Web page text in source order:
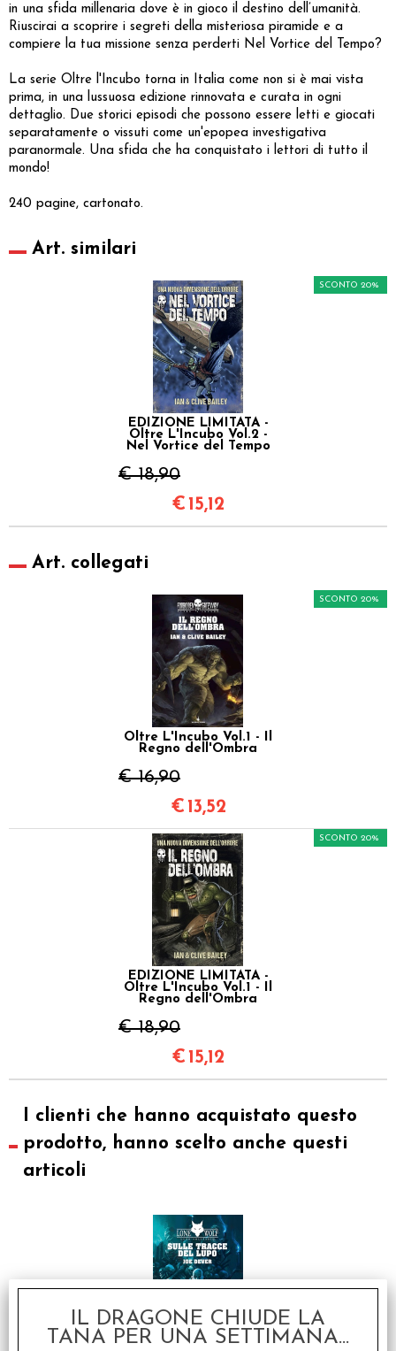
in una sfida millenaria dove è in gioco il destino dell’umanità.
Riuscirai a scoprire i segreti della misteriosa piramide e a
compiere la tua missione senza perderti Nel Vortice del Tempo?
La serie Oltre l'Incubo torna in Italia come non si è mai vista
prima, in una lussuosa edizione rinnovata e curata in ogni
dettaglio. Due storici episodi che possono essere letti e giocati
separatamente o vissuti come un'epopea investigativa
paranormale. Una sfida che ha conquistato i lettori di tutto il
mondo!
240 pagine, cartonato.
Art. similari
EDIZIONE LIMITATA -
Oltre L'Incubo Vol.2 -
Nel Vortice del Tempo
€ 18,90
SCONTO 20%
€ 15,12
Art. collegati
Oltre L'Incubo Vol.1 - Il
Regno dell'Ombra
€ 16,90
SCONTO 20%
€ 13,52
EDIZIONE LIMITATA -
Oltre L'Incubo Vol.1 - Il
Regno dell'Ombra
€ 18,90
SCONTO 20%
€ 15,12
I clienti che hanno acquistato questo
prodotto, hanno scelto anche questi
articoli
IL DRAGONE CHIUDE LA
TANA PER UNA SETTIMANA...